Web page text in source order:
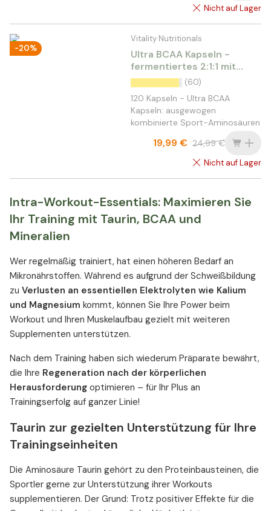
Nicht auf Lager
-20%
Vitality Nutritionals
Ultra BCAA Kapseln -
fermentiertes 2:1:1 mit
Glutamin & vit. B6
(60)
120 Kapseln - Ultra BCAA
Kapseln: ausgewogen
kombinierte Sport-Aminosäuren
19,99 € 24,99 €
Nicht auf Lager
Intra-Workout-Essentials: Maximieren Sie
Ihr Training mit Taurin, BCAA und
Mineralien
Wer regelmäßig trainiert, hat einen höheren Bedarf an
Mikronährstoffen. Während es aufgrund der Schweißbildung
zu Verlusten an essentiellen Elektrolyten wie Kalium
und Magnesium kommt, können Sie Ihre Power beim
Workout und Ihren Muskelaufbau gezielt mit weiteren
Supplementen unterstützen.
Nach dem Training haben sich wiederum Präparate bewährt,
die Ihre Regeneration nach der körperlichen
Herausforderung optimieren – für Ihr Plus an
Trainingserfolg auf ganzer Linie!
Taurin zur gezielten Unterstützung für Ihre
Trainingseinheiten
Die Aminosäure Taurin gehört zu den Proteinbausteinen, die
Sportler gerne zur Unterstützung ihrer Workouts
supplementieren. Der Grund: Trotz positiver Effekte für die